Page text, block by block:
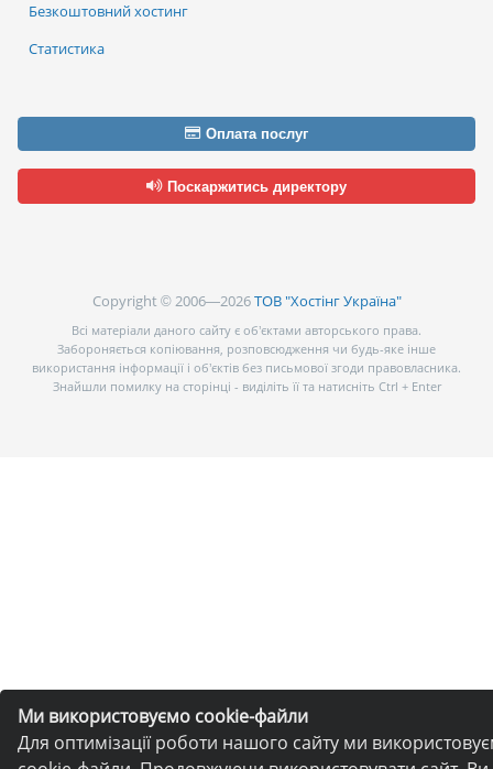
Ми використовуємо cookie-файли
Для оптимізації роботи нашого сайту ми
Безкоштовний хостинг
Статистика
Оплата послуг
Поскаржитись директору
Copyright © 2006—2026ТОВ "Хостінг Україна"
Всі матеріали даного сайту є об’єктами авторського права.
Забороняється копіювання, розповсюдження чи будь-яке інше
використання інформації і об’єктів без письмової згоди правовласника.
Знайшли помилку на сторінці - виділіть її та натисніть Ctrl + Enter